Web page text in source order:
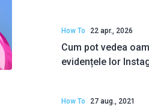
How To 22 apr., 2026
Cum pot vedea
evidențele lor
How To 27 aug., 2021